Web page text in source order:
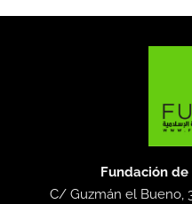
Fundación
C/ Guzmán el Bueno,